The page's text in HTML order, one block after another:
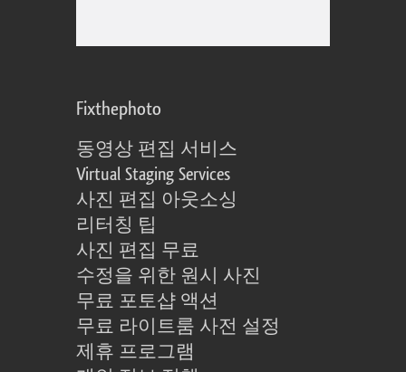
Fixthephoto
동영상 편집 서비스
Virtual Staging Services
사진 편집 아웃소싱
리터칭 팁
사진 편집 무료
수정을 위한 원시 사진
무료 포토샵 액션
무료 라이트룸 사전 설정
제휴 프로그램